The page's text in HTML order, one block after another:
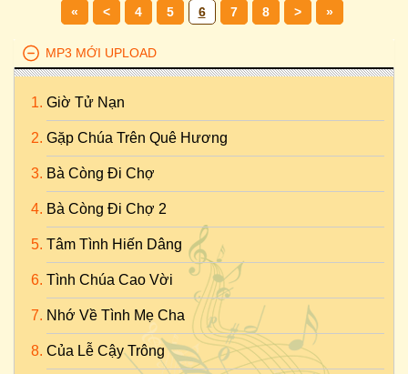
« < 4 5 6 7 8 > »
MP3 MỚI UPLOAD
Giờ Tử Nạn
Gặp Chúa Trên Quê Hương
Bà Còng Đi Chợ
Bà Còng Đi Chợ 2
Tâm Tình Hiến Dâng
Tình Chúa Cao Vời
Nhớ Về Tình Mẹ Cha
Của Lễ Cậy Trông